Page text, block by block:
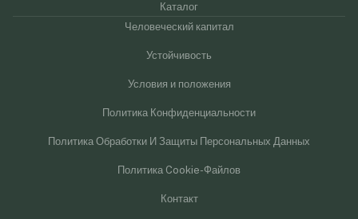
Каталог
Человеческий капитал
Устойчивость
Условия и положения
Политика Конфиденциальности
Политика Обработки И Защиты Персональных Данных
Политика Cookie-Файлов
Контакт